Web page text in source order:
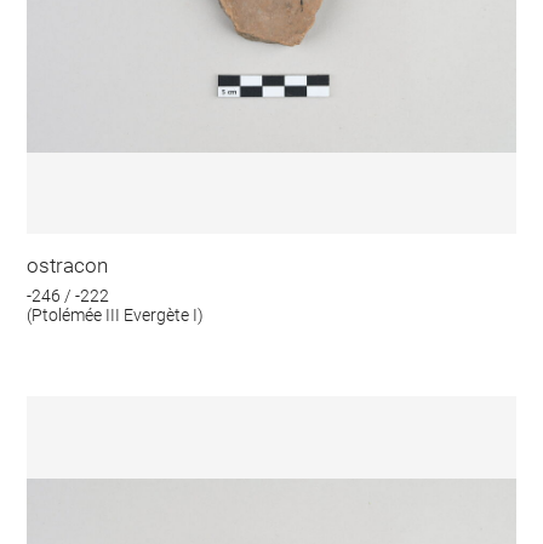
ostracon
-246 / -222
(Ptolémée III Evergète I)